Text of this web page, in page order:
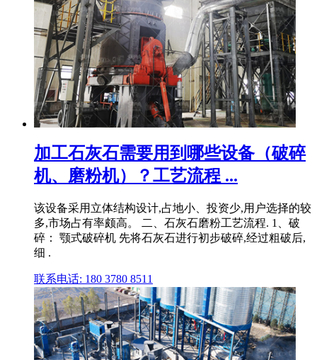
加工石灰石需要用到哪些设备（破碎
机、磨粉机）？工艺流程 ...
该设备采用立体结构设计,占地小、投资少,用户选择的较
多,市场占有率颇高。 二、石灰石磨粉工艺流程. 1、破
碎： 颚式破碎机 先将石灰石进行初步破碎,经过粗破后,
细 .
联系电话: 180 3780 8511